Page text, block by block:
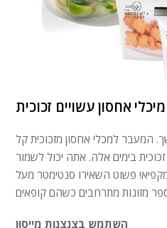
מיכלי אחסון עשויים זכוכית
המעבר למכלי אחסון מזכוכית קל
בימים אלה. אתה יכול לשמור
פשוט השאירו סנטימטר מעל
השתמש בצנצנות מייסון